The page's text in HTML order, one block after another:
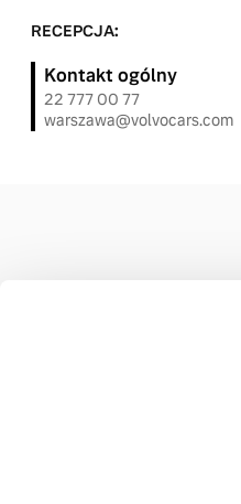
RECEPCJA:
Kontakt ogólny
22 777 00 77
warszawa@volvocars.com